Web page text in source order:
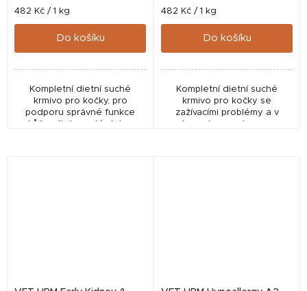
Měrná
cena:
482 Kč / 1 kg
Do košíku
Kompletní dietní suché
krmivo pro kočky, pro
podporu správné funkce
Měrná
cena:
482 Kč / 1 kg
Do košíku
Kompletní dietní suché
krmivo pro kočky se
zažívacími problémy a v